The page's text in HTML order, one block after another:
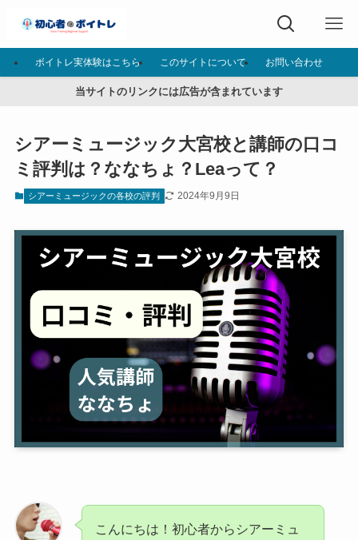
ボイトレ実体験はこちら このサイトについて お問い合わせ
当サイトのリンクには広告が含まれています
シアーミュージック大宮校と講師の口コ
ミ評判は？ななちょ？Leaって？
シアーミュージックの各校の評判 2024年9月9日
こんにちは！初心者からシアーミュ